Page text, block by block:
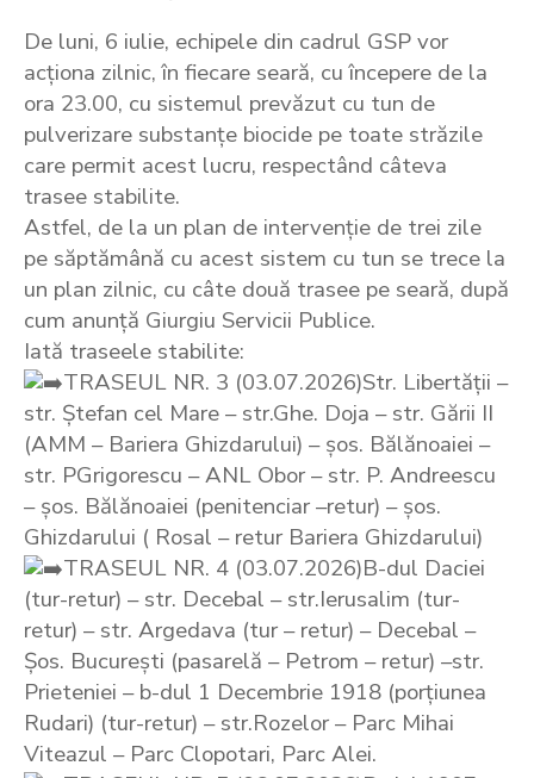
De luni, 6 iulie, echipele din cadrul GSP vor
acționa zilnic, în fiecare seară, cu începere de la
ora 23.00, cu sistemul prevăzut cu tun de
pulverizare substanțe biocide pe toate străzile
care permit acest lucru, respectând câteva
trasee stabilite.
Astfel, de la un plan de intervenție de trei zile
pe săptămână cu acest sistem cu tun se trece la
un plan zilnic, cu câte două trasee pe seară, după
cum anunță Giurgiu Servicii Publice.
Iată traseele stabilite:
TRASEUL NR. 3 (03.07.2026)Str. Libertății –
str. Ștefan cel Mare – str.Ghe. Doja – str. Gării II
(AMM – Bariera Ghizdarului) – șos. Bălănoaiei –
str. PGrigorescu – ANL Obor – str. P. Andreescu
– șos. Bălănoaiei (penitenciar –retur) – șos.
Ghizdarului ( Rosal – retur Bariera Ghizdarului)
TRASEUL NR. 4 (03.07.2026)B-dul Daciei
(tur-retur) – str. Decebal – str.Ierusalim (tur-
retur) – str. Argedava (tur – retur) – Decebal –
Șos. București (pasarelă – Petrom – retur) –str.
Prieteniei – b-dul 1 Decembrie 1918 (porțiunea
Rudari) (tur-retur) – str.Rozelor – Parc Mihai
Viteazul – Parc Clopotari, Parc Alei.